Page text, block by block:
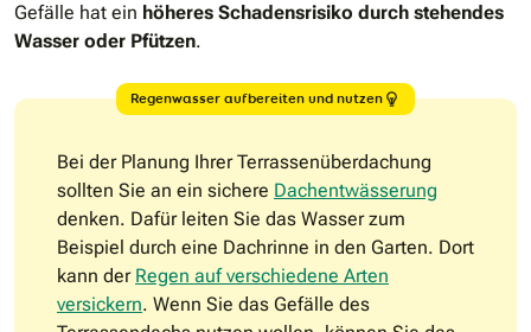
Gefälle hat ein höheres Schadensrisiko durch stehendes
Wasser oder Pfützen.
Regenwasser aufbereiten und nutzen
Bei der Planung Ihrer Terrassenüberdachung
sollten Sie an ein sichere Dachentwässerung
denken. Dafür leiten Sie das Wasser zum
Beispiel durch eine Dachrinne in den Garten. Dort
kann der Regen auf verschiedene Arten
versickern. Wenn Sie das Gefälle des